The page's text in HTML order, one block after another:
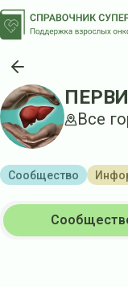
Все
Сообщество